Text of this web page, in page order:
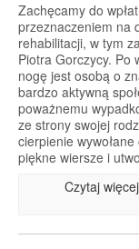
Zachęcamy do
przeznaczeniem na
rehabilitacji, w tym
Piotra Gorczycy. Po
nogę jest osobą o
bardzo aktywną
poważnemu
ze strony swojej
cierpienie
piękne wiersze i
Czytaj